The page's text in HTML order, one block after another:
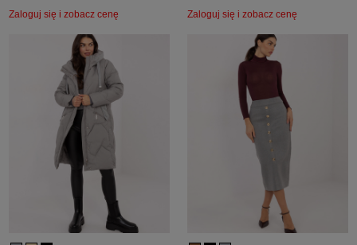
Zaloguj się i zobacz cenę Zaloguj się i zobacz cenę